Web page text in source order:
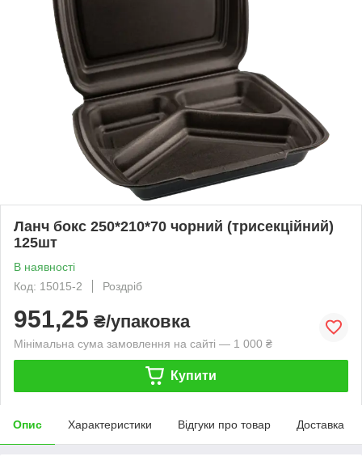
Ланч бокс 250*210*70 чорний (трисекційний)
125шт
В наявності
Код: 15015-2
Роздріб
951,25 ₴/упаковка
Мінімальна сума замовлення на сайті — 1 000 ₴
Купити
Опис Характеристики Відгуки про товар Доставка